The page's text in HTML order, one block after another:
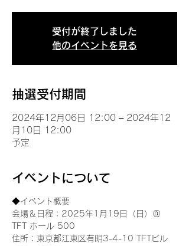
受付が終了しました
他のイベントを見る
抽選受付期間
2024年12月06日 12:00 – 2024年12
月10日 12:00
予定
イベントについて
◆イベント概要
会場＆日程：2025年1月19日（日）＠
TFT ホール 500
住所：東京都江東区有明3-4-10 TFTビル